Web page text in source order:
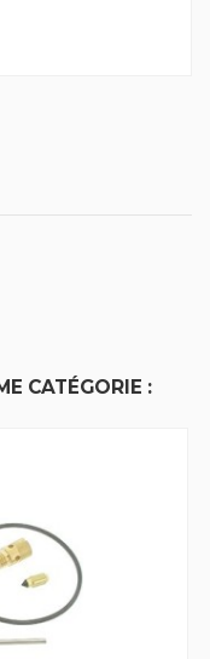
CATÉGORIE :